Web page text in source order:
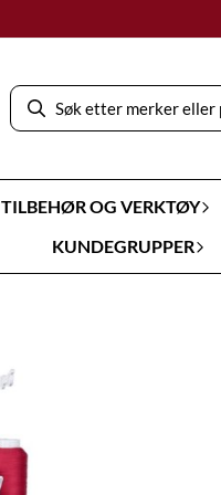
TILBEHØR OG VERKTØY
KUNDEGRUPPER